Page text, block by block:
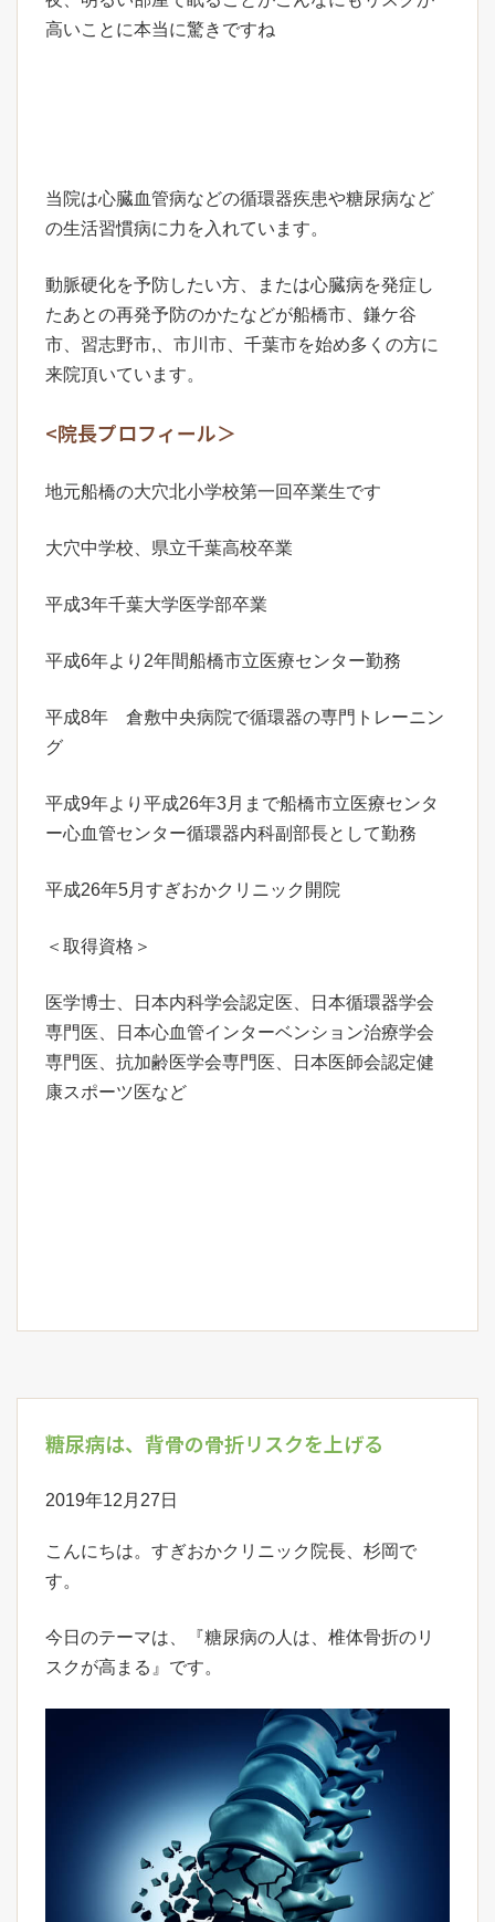
高いことに本当に驚きですね
当院は心臓血管病などの循環器疾患や糖尿病など
の生活習慣病に力を入れています。
動脈硬化を予防したい方、または心臓病を発症し
たあとの再発予防のかたなどが船橋市、鎌ケ谷
市、習志野市,、市川市、千葉市を始め多くの方に
来院頂いています。
<院長プロフィール＞
地元船橋の大穴北小学校第一回卒業生です
大穴中学校、県立千葉高校卒業
平成3年千葉大学医学部卒業
平成6年より2年間船橋市立医療センター勤務
平成8年 倉敷中央病院で循環器の専門トレーニン
グ
平成9年より平成26年3月まで船橋市立医療センタ
ー心血管センター循環器内科副部長として勤務
平成26年5月すぎおかクリニック開院
＜取得資格＞
医学博士、日本内科学会認定医、日本循環器学会
専門医、日本心血管インターベンション治療学会
専門医、抗加齢医学会専門医、日本医師会認定健
康スポーツ医など
糖尿病は、背骨の骨折リスクを上げる
2019年12月27日
こんにちは。すぎおかクリニック院長、杉岡で
す。
今日のテーマは、『糖尿病の人は、椎体骨折のリ
スクが高まる』です。